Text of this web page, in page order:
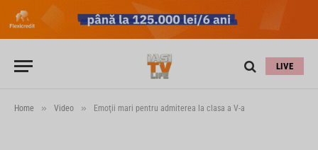
LIVE
Home » Video » Emoţii mari pentru admiterea la clasa a V-a